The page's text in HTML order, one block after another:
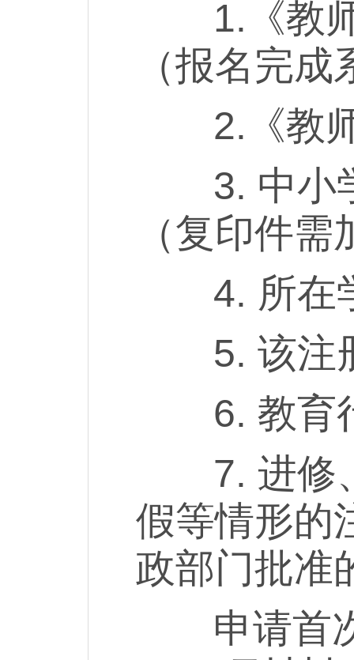
1.《教师
（报名完
2.《教师
3. 中小学
（复印件
4. 所在学
5. 该注册
6. 教育行
7. 进修、
假等情形的
政部门批准
申请首次